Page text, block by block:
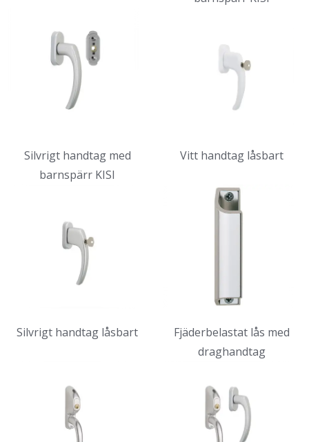
Silvrigt handtag med
barnspärr KISI
Vitt handtag låsbart
Silvrigt handtag låsbart
Fjäderbelastat lås med
draghandtag